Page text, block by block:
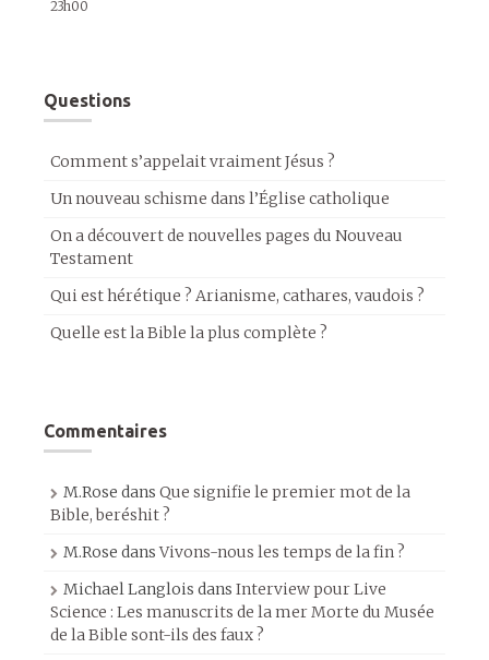
23h00
Questions
Comment s’appelait vraiment Jésus ?
Un nouveau schisme dans l’Église catholique
On a découvert de nouvelles pages du Nouveau
Testament
Qui est hérétique ? Arianisme, cathares, vaudois ?
Quelle est la Bible la plus complète ?
Commentaires
M.Rose dans Que signifie le premier mot de la
Bible, beréshit ?
M.Rose dansVivons-nous les temps de la fin ?
Michael Langlois dans Interview pour Live
Science : Les manuscrits de la mer Morte du Musée
de la Bible sont-ils des faux ?